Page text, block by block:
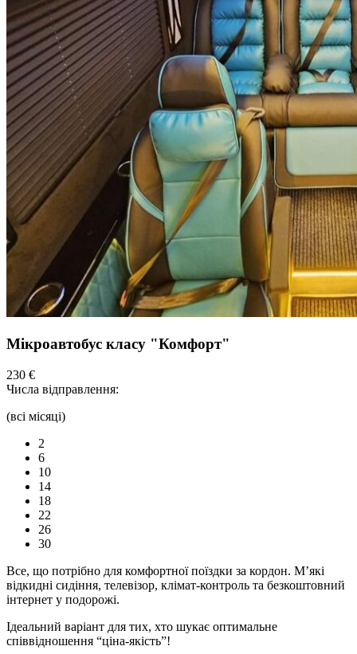
Мікроавтобус класу "Комфорт"
230 €
Числа відправлення:
(всі місяці)
2
6
10
14
18
22
26
30
Все, що потрібно для комфортноїпоїздки за кордон. М’які
відкидні сидіння, телевізор, клімат-контроль та безкоштовний
інтернет у подорожі.
Ідеальний варіант для тих, хто шукає оптимальне
співвідношення “ціна-якість”!